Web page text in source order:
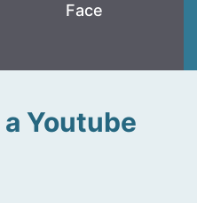
Face
Youtube